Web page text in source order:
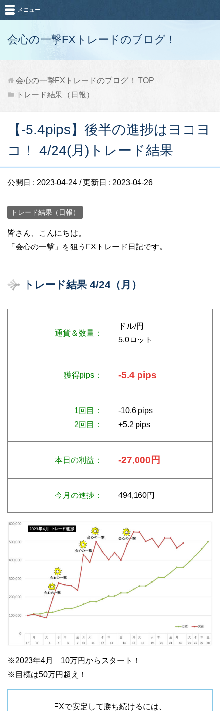
会心の一撃FXトレードのブログ！
メニュー
会心の一撃FXトレードのブログ！
TOP
トレード結果（日報）
【-5.4pips】後半の進捗はヨコヨ
コ！ 4/24(月)トレード結果
公開日 : 2023-04-24 / 更新日 : 2023-04-26
トレード結果（日報）
皆さん、こんにちは。
「会心の一撃」を狙うFXトレード日記です。
トレード結果 4/24（月）
通貨＆数量：
ドル/円
5.0ロット
獲得pips： -5.4 pips
1回目：
2回目：
-10.6 pips
+5.2 pips
本日の利益： -27,000円
今月の進捗： 494,160円
※2023年4月 10万円からスタート！
※目標は50万円超え！
FXで安定して勝ち続けるには、